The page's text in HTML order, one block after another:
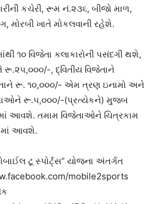
કચેરી, રૂમ નં.૨૩૬, બીજો માળ,
મોરબી ખાતે મોકલવાની રહેશે.
૧૦ વિજેતા કલાકારોની પસંદગી થશે,
, દ્વિતીય વિજેતાને
રૂ. ૧૦,૦૦૦/- એમ ત્રણ ઇનામો અને
રૂ.૫,૦૦૦/-(પ્રત્યેકને) મુજબ
આવશે. તમામ વિજેતાઓને ચિત્રકામ
આવશે.
ટૂ સ્પોર્ટ્સ” યોજના અંતર્ગત
mobile2sports